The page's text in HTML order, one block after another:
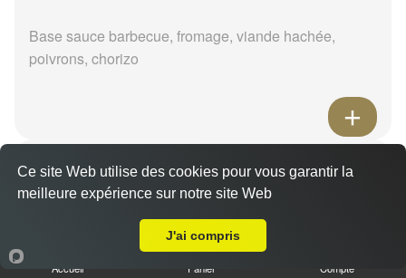
Base sauce barbecue, fromage, viande hachée,
poivrons, chorizo
Pizza cannibale
Dès14.00 €
Base sauce barbecue, fromage, viande hachée,
Accueil Panier Compte
Ce site Web utilise des cookies pour vous garantir la
meilleure expérience sur notre site Web
J'ai compris